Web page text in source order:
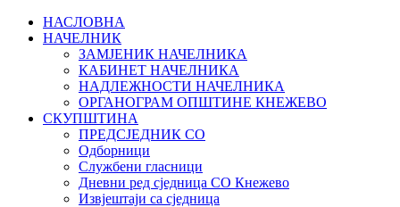
НАСЛОВНА
НАЧЕЛНИК
ЗАМЈЕНИК НАЧЕЛНИКА
КАБИНЕТ НАЧЕЛНИКА
НАДЛЕЖНОСТИ НАЧЕЛНИКА
ОРГАНОГРАМ ОПШТИНЕ КНЕЖЕВО
СКУПШТИНА
ПРЕДСЈЕДНИК СО
Одборници
Службени гласници
Дневни ред сједница СО Кнежево
Извјештаји са сједница